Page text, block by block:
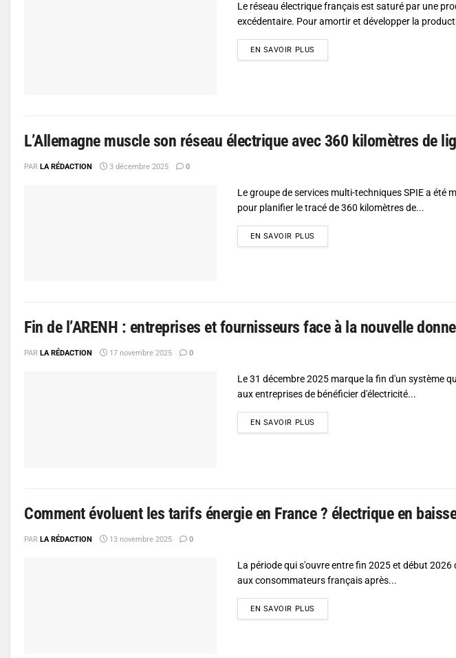
Le réseau électrique français est saturé par une
excédentaire. Pour amortir et développer la
EN SAVOIR PLUS
L’Allemagne muscle son réseau électrique avec 360 kilomètres de
PAR LA RÉDACTION 3 décembre 2025 0
Le groupe de services multi-techniques SPIE a été
pour planifier le tracé de 360 kilomètres de...
EN SAVOIR PLUS
Fin de l’ARENH : entreprises et fournisseurs face à la nouvelle
PAR LA RÉDACTION 17 novembre 2025 0
Le 31 décembre 2025 marque la fin d'un système
aux entreprises de bénéficier d'électricité...
EN SAVOIR PLUS
Comment évoluent les tarifs énergie en France ? électrique en
PAR LA RÉDACTION 13 novembre 2025 0
La période qui s'ouvre entre fin 2025 et début
aux consommateurs français après...
EN SAVOIR PLUS